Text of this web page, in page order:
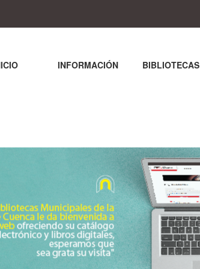
INFORMACIÓN BIBLIOTECAS